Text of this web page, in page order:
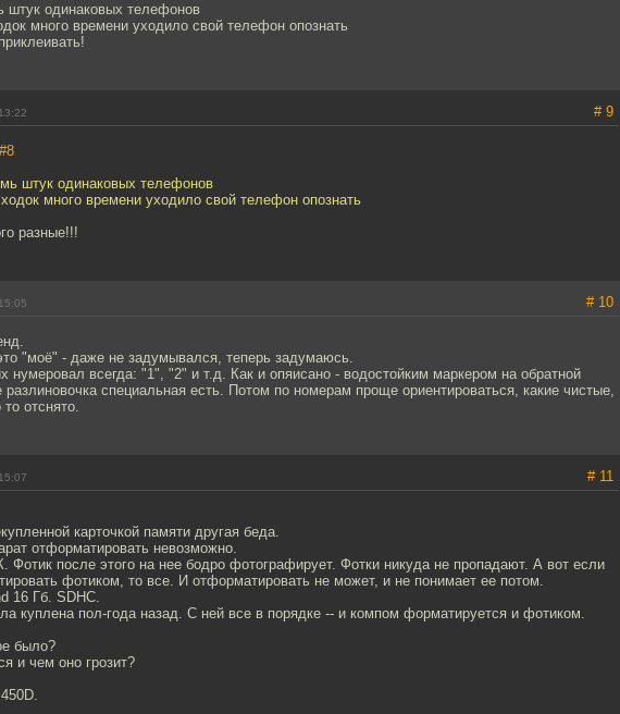
штук одинаковых телефонов
много времени уходило свой телефон опознать
# 9
#8
штук одинаковых телефонов
много времени уходило свой телефон опознать
разные!!!
# 10
"моё" - даже не задумывался, теперь задумаюсь.
нумеровал всегда: "1", "2" и т.д. Как и опяисано - водостойким маркером на обратной
специальная есть. Потом по номерам проще ориентироваться, какие чистые,
отснято.
# 11
карточкой памяти другая беда.
отформатировать невозможно.
Фотик после этого на нее бодро фотографирует. Фотки никуда не пропадают. А вот если
фотиком, то все. И отформатировать не может, и не понимает ее потом.
16 Гб. SDHC.
куплена пол-года назад. С ней все в порядке -- и компом форматируется и фотиком.
было?
и чем оно грозит?